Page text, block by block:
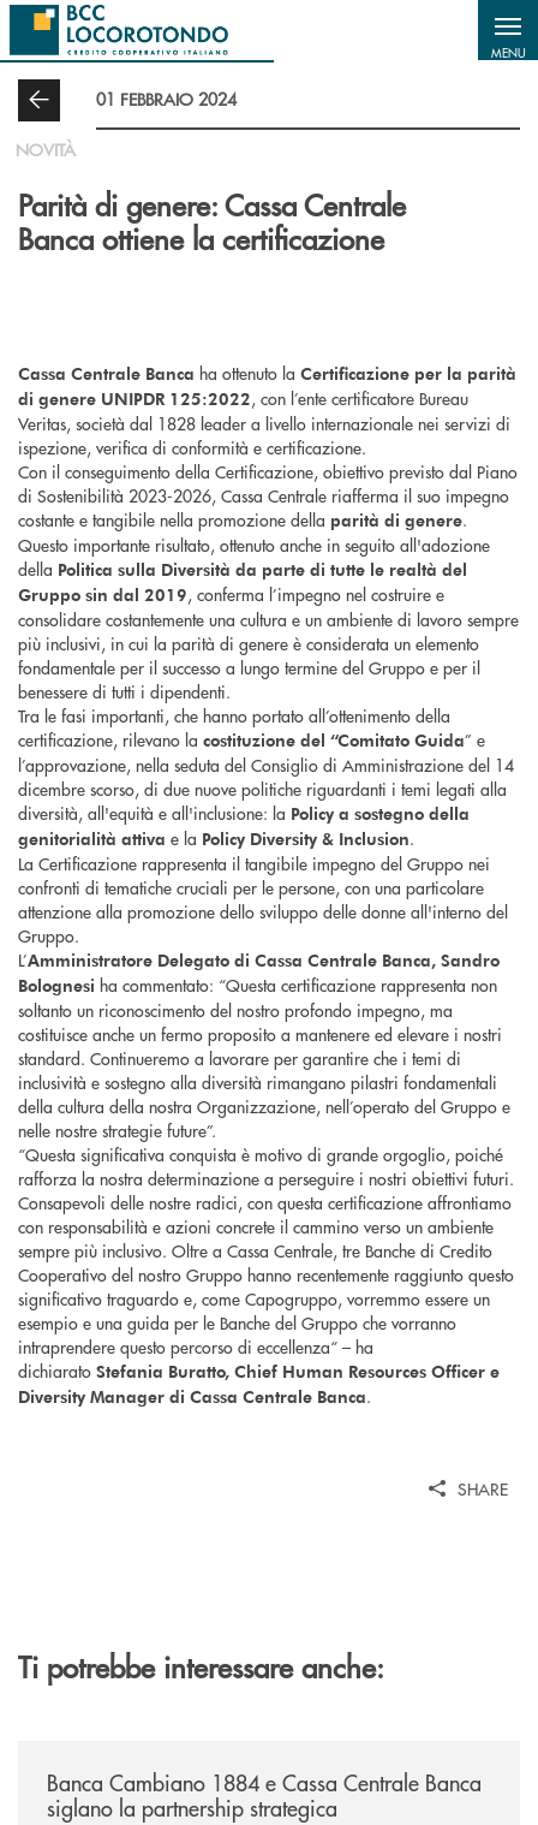
Salta al contenuto principale
MENU
01 FEBBRAIO 2024
NOVITÀ
Parità di genere: Cassa Centrale
Banca ottiene la certificazione
Cassa Centrale Banca ha ottenuto la Certificazione per la parità
di genere UNIPDR 125:2022, con l’ente certificatore Bureau
Veritas, società dal 1828 leader a livello internazionale nei servizi di
ispezione, verifica di conformità e certificazione.
Con il conseguimento della Certificazione, obiettivo previsto dal Piano
di Sostenibilità 2023-2026, Cassa Centrale riafferma il suo impegno
costante e tangibile nella promozione della parità di genere.
Questo importante risultato, ottenuto anche in seguito all'adozione
della Politica sulla Diversità da parte di tutte le realtà del
Gruppo sin dal 2019, conferma l’impegno nel costruire e
consolidare costantemente una cultura e un ambiente di lavoro sempre
più inclusivi, in cui la parità di genere è considerata un elemento
fondamentale per il successo a lungo termine del Gruppo e per il
benessere di tutti i dipendenti.
Tra le fasi importanti, che hanno portato all’ottenimento della
certificazione, rilevano la costituzione del “Comitato Guida” e
l’approvazione, nella seduta del Consiglio di Amministrazione del 14
dicembre scorso, di due nuove politiche riguardanti i temi legati alla
diversità, all'equità e all'inclusione: la Policy a sostegno della
genitorialità attiva e la Policy Diversity & Inclusion.
La Certificazione rappresenta il tangibile impegno del Gruppo nei
confronti di tematiche cruciali per le persone, con una particolare
attenzione alla promozione dello sviluppo delle donne all'interno del
Gruppo.
L’Amministratore Delegato di Cassa Centrale Banca, Sandro
Bolognesi ha commentato: “Questa certificazione rappresenta non
soltanto un riconoscimento del nostro profondo impegno, ma
costituisce anche un fermo proposito a mantenere ed elevare i nostri
standard. Continueremo a lavorare per garantire che i temi di
inclusività e sostegno alla diversità rimangano pilastri fondamentali
della cultura della nostra Organizzazione, nell’operato del Gruppo e
nelle nostre strategie future”.
“Questa significativa conquista è motivo di grande orgoglio, poiché
rafforza la nostra determinazione a perseguire i nostri obiettivi futuri.
Consapevoli delle nostre radici, con questa certificazione affrontiamo
con responsabilità e azioni concrete il cammino verso un ambiente
sempre più inclusivo. Oltre a Cassa Centrale, tre Banche di Credito
Cooperativo del nostro Gruppo hanno recentemente raggiunto questo
significativo traguardo e, come Capogruppo, vorremmo essere un
esempio e una guida per le Banche del Gruppo che vorranno
intraprendere questo percorso di eccellenza“ – ha
dichiarato Stefania Buratto, Chief Human Resources Officer e
Diversity Manager di Cassa Centrale Banca.
SHARE
Ti potrebbe interessare anche:
Banca Cambiano 1884 e Cassa Centrale Banca
siglano la partnership strategica